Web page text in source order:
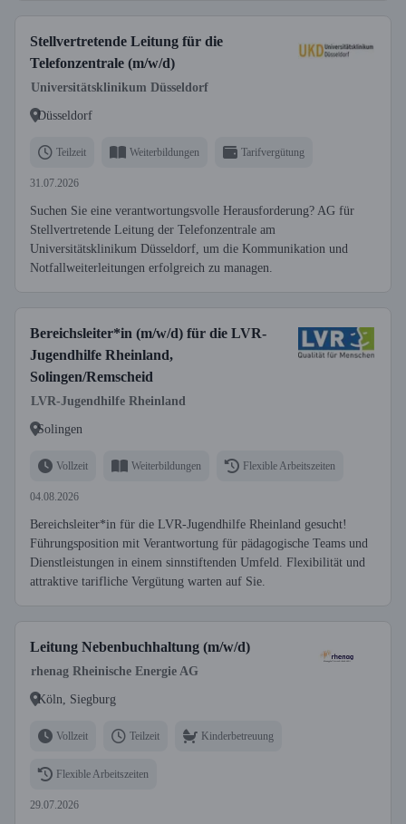
Stellvertretende Leitung für die
Telefonzentrale (m/w/d)
Universitätsklinikum Düsseldorf
Düsseldorf
Teilzeit Weiterbildungen Tarifvergütung
31.07.2026
Suchen Sie eine verantwortungsvolle Herausforderung? AG für
Stellvertretende Leitung der Telefonzentrale am
Universitätsklinikum Düsseldorf, um die Kommunikation und
Notfallweiterleitungen erfolgreich zu managen.
Bereichsleiter*in (m/w/d) für die LVR-
Jugendhilfe Rheinland,
Solingen/Remscheid
LVR-Jugendhilfe Rheinland
Solingen
Vollzeit Weiterbildungen Flexible Arbeitszeiten
04.08.2026
Bereichsleiter*in für die LVR-Jugendhilfe Rheinland gesucht!
Führungsposition mit Verantwortung für pädagogische Teams und
Dienstleistungen in einem sinnstiftenden Umfeld. Flexibilität und
attraktive tarifliche Vergütung warten auf Sie.
Leitung Nebenbuchhaltung (m/w/d)
rhenag Rheinische Energie AG
Köln, Siegburg
Vollzeit Teilzeit Kinderbetreuung
Flexible Arbeitszeiten
29.07.2026